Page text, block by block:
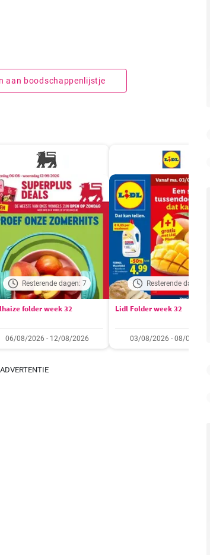
aan boodschappenlijstje
Resterende dagen: 7
folder week 32
06/08/2026 - 12/08/2026
Resterende dagen: 3
Lidl Folder week 32
03/08/2026 - 08/08/2026
ADVERTENTIE